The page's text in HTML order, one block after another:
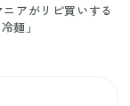
アがリピ買いする
麺」